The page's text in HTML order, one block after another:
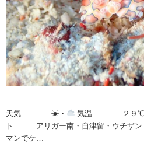
天気 ☀︎・
気温 ２９℃
ト アリガー南・自津留・ウチザン
マンでケ…